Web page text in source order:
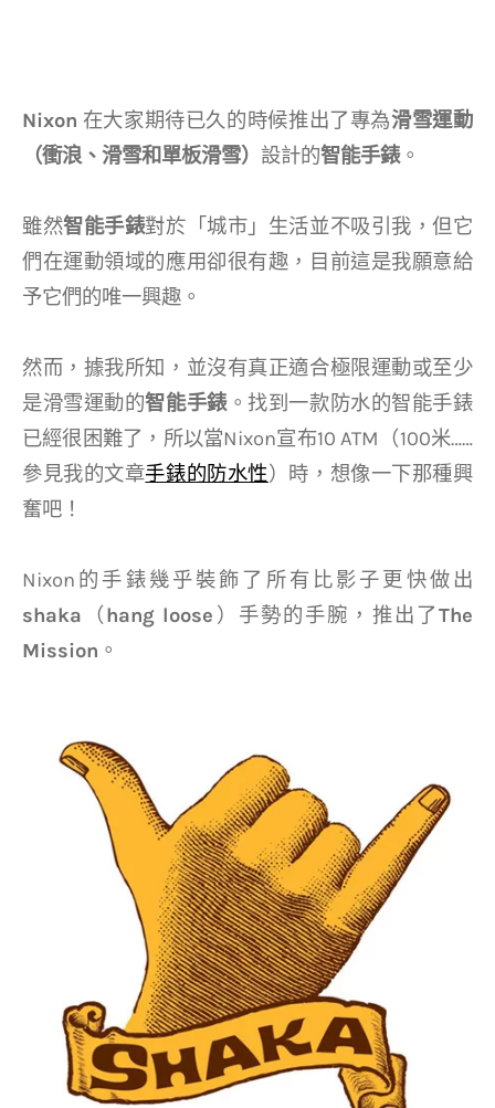
Nixon 在大家期待已久的時候推出了專為滑雪運動
（衝浪、滑雪和單板滑雪） 設計的智能手錶。
雖然智能手錶對於「城市」生活並不吸引我，但它
們在運動領域的應用卻很有趣，目前這是我願意給
予它們的唯一興趣。
然而，據我所知，並沒有真正適合極限運動或至少
是滑雪運動的智能手錶。找到一款防水的智能手錶
已經很困難了，所以當Nixon宣布10 ATM（100米……
參見我的文章手錶的防水性）時，想像一下那種興
奮吧！
Nixon的手錶幾乎裝飾了所有比影子更快做出
shaka （hang loose ）手勢的手腕，推出了The
Mission 。